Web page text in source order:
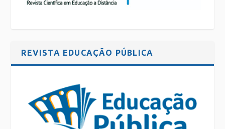
REVISTA EDUCAÇÃO PÚBLICA